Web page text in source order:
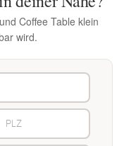
Coffee Table klein
wird.